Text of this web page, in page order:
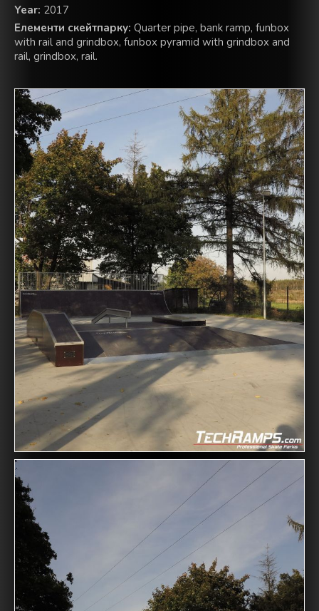
Year: 2017
Елементи скейтпарку: Quarter pipe, bank ramp, funbox
with rail and grindbox, funbox pyramid with grindbox and
rail, grindbox, rail.